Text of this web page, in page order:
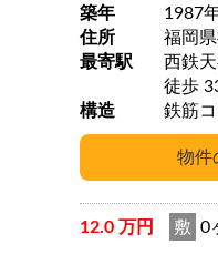
築年
1987
住所
福岡
最寄駅
西鉄天
徒
構造
鉄筋
12.0 万円 敷 0